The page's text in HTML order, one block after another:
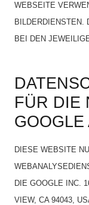
WEBSEITE
BILDERDIENSTEN.
BEI DEN
FÜR DIE
GOOGLE
DIESE WEBSITE
DIE GOOGLE INC.
VIEW, CA 94043,